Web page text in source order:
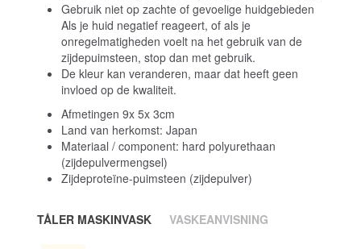
Gebruik niet op zachte of gevoelige huidgebieden
Als je huid negatief reageert, of als je
onregelmatigheden voelt na het gebruik van de
zijdepuimsteen, stop dan met gebruik.
De kleur kan veranderen, maar dat heeft geen
invloed op de kwaliteit.
Afmetingen 9x 5x 3cm
Land van herkomst: Japan
Materiaal / component: hard polyurethaan
(zijdepulvermengsel)
Zijdeproteïne-puimsteen (zijdepulver)
TÅLER MASKINVASK VASKEANVISNING